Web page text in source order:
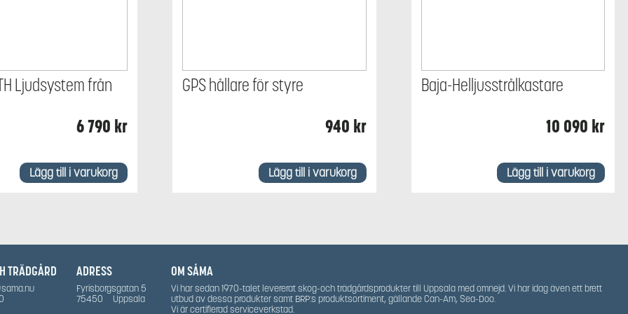
Ljudsystem från
6 790 kr
Lägg till i varukorg
GPS hållare för styre
940 kr
Lägg till i varukorg
Baja-Helljusstrålkastare
10 090 kr
Lägg till i varukorg
ADRESS
Fyrisborgsgatan 5
75450
Uppsala
TRÄDGÅRD OM SÅMA
Vi har sedan 1970-talet levererat skog-och trädgårdsprodukter till Uppsala med omnejd. Vi har idag även ett brett
utbud av dessa produkter samt BRP:s produktsortiment, gällande Can-Am, Sea-Doo.
Vi är certifierad serviceverkstad.